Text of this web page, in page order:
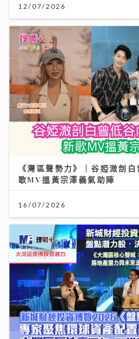
12/07/2026
《灣區聲勢力》｜谷婭溦剖
歌MV搵黃宗澤義氣助陣
16/07/2026